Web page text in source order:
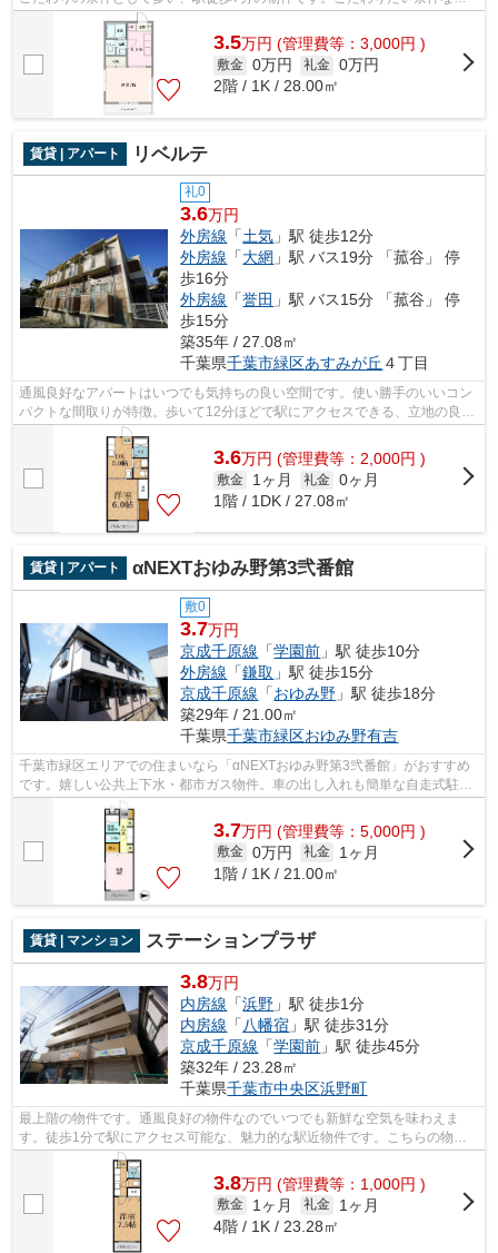
があれば、043-300-0080から株式会社ネ...
3.5万円 (管理費等：3,000円 )
敷金 0万円 礼金 0万円
2階 / 1K / 28.00㎡
賃貸 | アパート リベルテ
礼0
3.6万円
外房線 「土気 」駅 徒歩12分
外房線 「大網 」駅 バス19分 「菰谷」 停
歩16分
外房線 「誉田 」駅 バス15分 「菰谷」 停
歩15分
築35年 / 27.08㎡
千葉県千葉市緑区あすみが丘 ４丁目
通風良好なアパートはいつでも気持ちの良い空間です。使い勝手のいいコン
パクトな間取りが特徴。歩いて12分ほどで駅にアクセスできる、立地の良さ
も魅力の物件です。忙しい方にはうっ...
3.6万円 (管理費等：2,000円 )
敷金 1ヶ月 礼金 0ヶ月
1階 / 1DK / 27.08㎡
賃貸 | アパート αNEXTおゆみ野第3弐番館
敷0
3.7万円
京成千原線 「学園前 」駅 徒歩10分
外房線 「鎌取 」駅 徒歩15分
京成千原線 「おゆみ野 」駅 徒歩18分
築29年 / 21.00㎡
千葉県千葉市緑区おゆみ野有吉
千葉市緑区エリアでの住まいなら「αNEXTおゆみ野第3弐番館」がおすすめ
です。嬉しい公共上下水・都市ガス物件。車の出し入れも簡単な自走式駐車
場有。駐車場が空いていますので、車の...
3.7万円 (管理費等：5,000円 )
敷金 0万円 礼金
1ヶ月
1階 / 1K / 21.00㎡
賃貸 | マンション ステーションプラザ
3.8万円
内房線 「浜野 」駅 徒歩1分
内房線 「 八幡宿 」駅 徒歩31分
京成千原線 「学園前 」駅 徒歩45分
築32年 / 23.28㎡
千葉県千葉市中央区浜野町
最上階の物件です。通風良好の物件なのでいつでも新鮮な空気を味わえま
す。徒歩1分で駅にアクセス可能な、魅力的な駅近物件です。こちらの物件
はインターネットをご利用いただけます。...
3.8万円 (管理費等：1,000円 )
敷金 1ヶ月 礼金
1ヶ月
4階 / 1K / 23.28㎡